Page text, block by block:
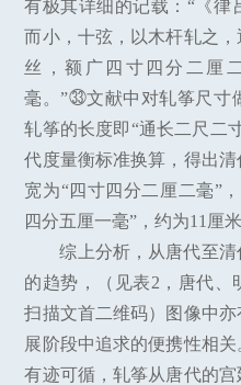
有极其详细的记载：“《律
而小，十弦，以木杆轧之
丝，额广四寸四分二厘
毫。”㉝文献中对轧筝尺寸
轧筝的长度即“通长二尺二
代度量衡标准换算，得出
宽为“四寸四分二厘二毫”
四分五厘一毫”，约为11厘米
综上分析，从唐代至
的趋势，（见表2，唐代、
扫描文首二维码）图像中
展阶段中追求的便携性相
有迹可循，轧筝从唐代的